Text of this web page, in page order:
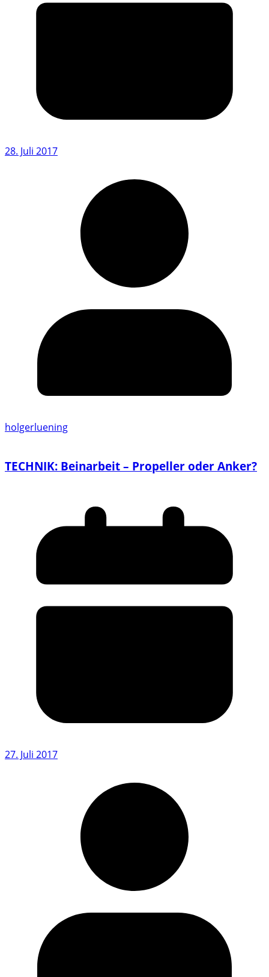
28. Juli 2017
holgerluening
TECHNIK: Beinarbeit – Propeller oder Anker?
27. Juli 2017